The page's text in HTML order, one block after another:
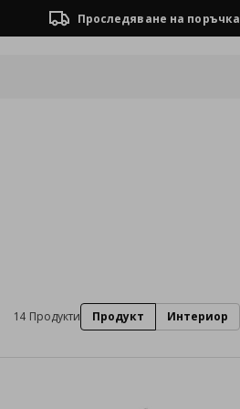
Проследяване на поръчка
14 Продукти Продукт Интериор